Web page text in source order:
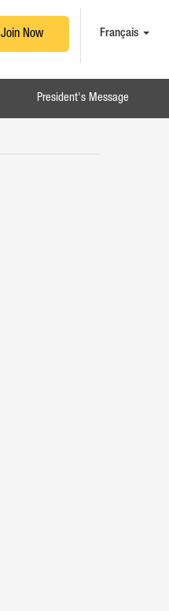
Join Now Français
President's Message